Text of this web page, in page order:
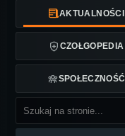
AKTUALNOŚCI
CZOŁGOPEDIA
SPOŁECZNOŚĆ